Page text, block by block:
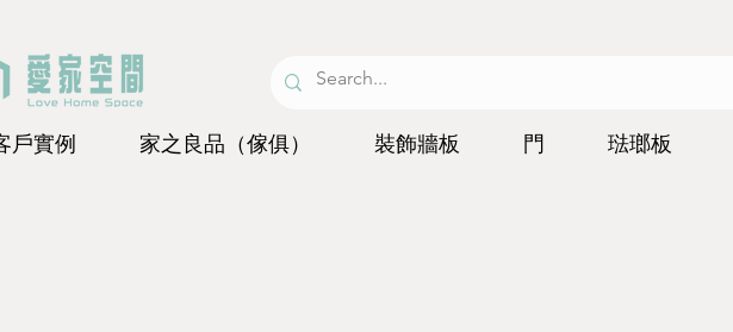
戶實例 家之良品（傢俱） 裝飾牆板 門 琺瑯板